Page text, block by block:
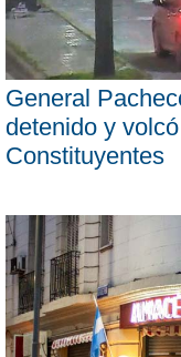
General
detenido y
Constituyentes